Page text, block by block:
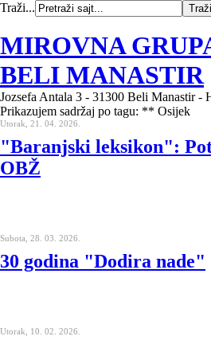
Traži...
MIROVNA
BELI MANASTIR
Jozsefa Antala 3 - 31300 Beli Manastir -
Prikazujem sadržaj po tagu: ** Osijek
Utorak, 21. 04. 2026.
"Baranjski leksikon":
OBŽ
Subota, 28. 03. 2026.
30 godina "Dodira nade"
Utorak, 10. 02. 2026.